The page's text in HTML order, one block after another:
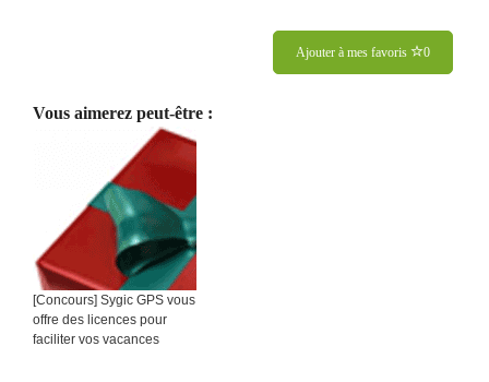
Ajouter à mes favoris 0
Vous aimerez peut-être :
[Concours] Sygic GPS vous
offre des licences pour
faciliter vos vacances